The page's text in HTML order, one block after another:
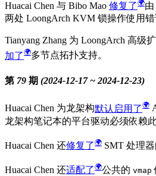
Huacai Chen 与 Bibo Mao 修复了
两处 LoongArch KVM 锁操作使用错
Tianyang Zhang 为 LoongArch 高级
加了
多节点拓扑支持。
第 79 期 (2024-12-17 ~ 2024-12-23)
Huacai Chen 为龙架构默认启用了
龙架构笔记本的平台驱动必须依赖
Huacai Chen 还修复了 SMT 处理
Huacai Chen 还适配了 公共的 vmap